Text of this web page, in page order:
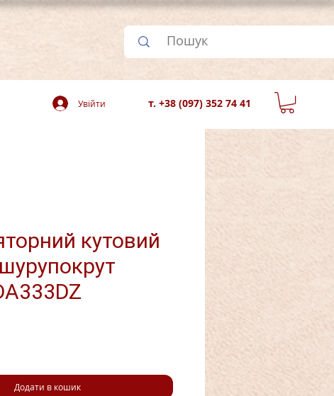
т. +38 (097) 352 74 41
Увійти
кутовий
Додати в кошик